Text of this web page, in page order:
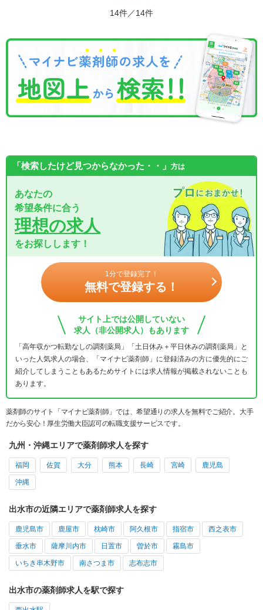
14件／14件
「検索したけど見つからなかった・・」 方は
あなたの
希望条件に合う
理想の求人
をお探しします！
1分で登録完了！
無料で登録する！
サイト上では公開していない
求人（非公開求人）もあります
「高年収かつ転勤なしの調剤薬局」「土日休み＋平日休みの調剤薬局」と
いった人気求人の場合、「マイナビ薬剤師」に登録済みの方に優先的にご
紹介してしまうこともあるためサイトには求人情報が掲載されないことも
あります。
薬剤師のサイト「マイナビ薬剤師」では、希望通りの求人を無料でご紹介。大手
だから安心！厚生労働大臣認可の転職支援サービスです。
九州・沖縄エリアで薬剤師求人を探す
福岡 佐賀 大分 熊本 長崎 宮崎 鹿児島
沖縄
出水市の近隣エリアで薬剤師求人を探す
鹿児島市 鹿屋市 枕崎市 阿久根市 指宿市 西之表市
垂水市 薩摩川内市 日置市 曽於市 霧島市
いちき串木野市 南さつま市 志布志市
出水市の薬剤師求人を駅で探す